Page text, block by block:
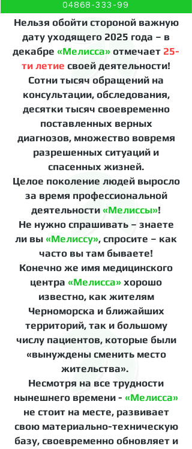
04868-333-99
Нельзя обойти стороной важную
дату уходящего 2025 года – в
декабре «Мелисса» отмечает 25-
ти летие своей деятельности!
Сотни тысяч обращений на
консультации, обследования,
десятки тысяч своевременно
поставленных верных
диагнозов, множество вовремя
разрешенных ситуаций и
спасенных жизней.
Целое поколение людей выросло
за время профессиональной
деятельности «Мелиссы»!
Не нужно спрашивать – знаете
ли вы «Мелиссу», спросите – как
часто вы там бываете!
Конечно же имя медицинского
центра «Мелисса» хорошо
известно, как жителям
Черноморска и ближайших
территорий, так и большому
числу пациентов, которые были
«вынуждены сменить место
жительства».
Несмотря на все трудности
нынешнего времени - «Мелисса»
не стоит на месте, развивает
свою материально-техническую
базу, своевременно обновляет и